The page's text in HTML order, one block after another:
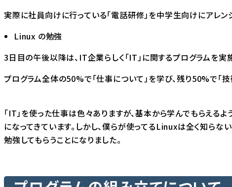
実際に社員向けに行っている「電話研修」を中学生向けにアレン
Linux の勉強
3日目の午後以降は、IT企業らしく「IT」に関するプログラムを実
プログラム全体の50%で「仕事について」を学び、残り50%で「
「IT」を使った仕事は色々ありますが、基本から学んでもらえる
になってきています。しかし、僕らが使ってるLinuxは全く知らない
勉強してもらうことになりました。